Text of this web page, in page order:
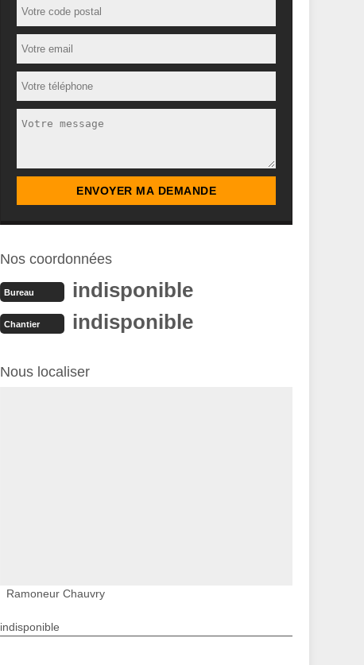
Nos coordonnées
Bureau indisponible
Chantier indisponible
Nous localiser
Ramoneur Chauvry
indisponible